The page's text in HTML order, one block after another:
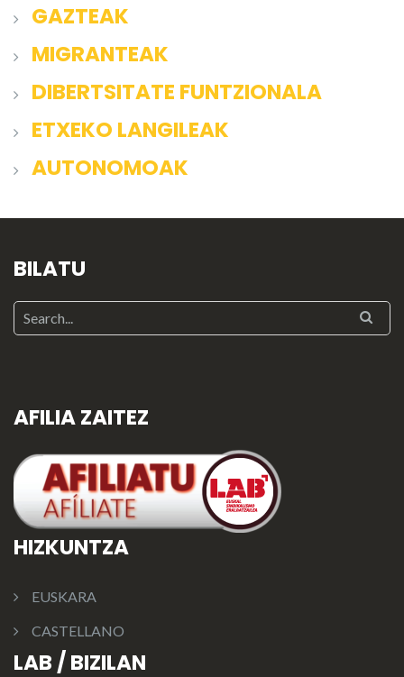
GAZTEAK
MIGRANTEAK
DIBERTSITATE FUNTZIONALA
ETXEKO LANGILEAK
AUTONOMOAK
BILATU
AFILIA ZAITEZ
HIZKUNTZA
EUSKARA
CASTELLANO
LAB / BIZILAN